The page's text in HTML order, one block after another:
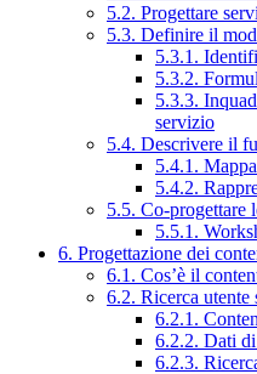
5.2. Progettare
5.3. Definire il
5.3.1.
5.3.2.
5.3.3.
servizio
5.4. Descrivere il
5.4.1.
5.4.2.
5.5. Co-progettare
5.5.1.
6. Progettazione dei
6.1. Cos’è il
6.2. Ricerca
6.2.1.
6.2.2. Dati
6.2.3.